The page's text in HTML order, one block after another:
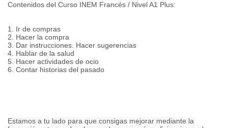
Contenidos del Curso INEM Francés / Nivel A1 Plus:
1. Ir de compras
2. Hacer la compra
3. Dar instrucciones. Hacer sugerencias
4. Hablar de la salud
5. Hacer actividades de ocio
6. Contar historias del pasado
Estamos a tu lado para que consigas mejorar mediante la